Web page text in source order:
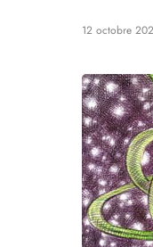
12 octobre